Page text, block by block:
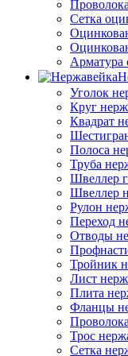
Сетка
Арматура
Уголок
Круг
Квадрат
Полоса
Труба
Швеллер
Швеллер
Рулон
Переход
Отводы
Тройник
Лист
Плита
Фланцы
Трос
Сетка